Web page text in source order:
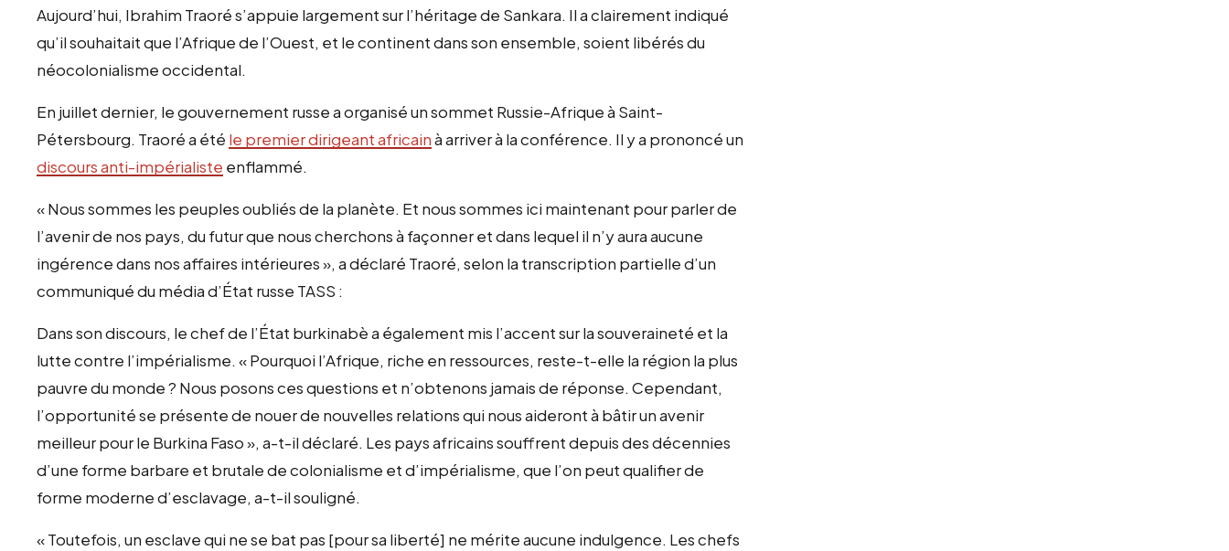
Aujourd’hui, Ibrahim Traoré s’appuie largement sur l’héritage de Sankara. Il a clairement indiqué
qu’il souhaitait que l’Afrique de l’Ouest, et le continent dans son ensemble, soient libérés du
néocolonialisme occidental.
En juillet dernier, le gouvernement russe a organisé un sommet Russie-Afrique à Saint-
Pétersbourg. Traoré a été le premier dirigeant africainà arriver à la conférence. Il y a prononcé un
discours anti-impérialiste enflammé.
« Nous sommes les peuples oubliés de la planète. Et nous sommes ici maintenant pour parler de
l’avenir de nos pays, du futur que nous cherchons à façonner et dans lequel il n’y aura aucune
ingérence dans nos affaires intérieures », a déclaré Traoré, selon la transcription partielle d’un
communiqué du média d’État russe TASS :
Dans son discours, le chef de l’État burkinabè a également mis l’accent sur la souveraineté et la
lutte contre l’impérialisme. « Pourquoi l’Afrique, riche en ressources, reste-t-elle la région la plus
pauvre du monde ? Nous posons ces questions et n’obtenons jamais de réponse. Cependant,
l’opportunité se présente de nouer de nouvelles relations qui nous aideront à bâtir un avenir
meilleur pour le Burkina Faso », a-t-il déclaré. Les pays africains souffrent depuis des décennies
d’une forme barbare et brutale de colonialisme et d’impérialisme, que l’on peut qualifier de
forme moderne d’esclavage, a-t-il souligné.
« Toutefois, un esclave qui ne se bat pas [pour sa liberté] ne mérite aucune indulgence. Les chefs